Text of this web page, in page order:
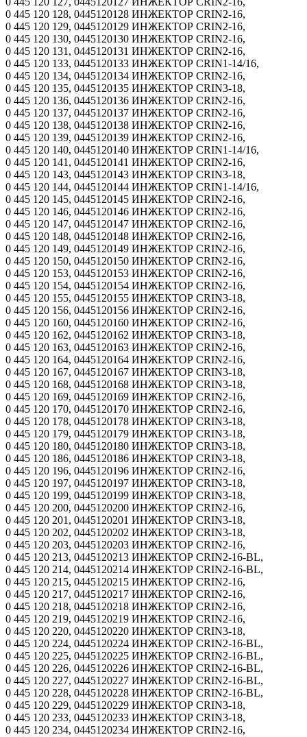
0 445 120 128, 0445120128 ИНЖЕКТОР CRIN2-16,
0 445 120 129, 0445120129 ИНЖЕКТОР CRIN2-16,
0 445 120 130, 0445120130 ИНЖЕКТОР CRIN2-16,
0 445 120 131, 0445120131 ИНЖЕКТОР CRIN2-16,
0 445 120 133, 0445120133 ИНЖЕКТОР CRIN1-14/16,
0 445 120 134, 0445120134 ИНЖЕКТОР CRIN2-16,
0 445 120 135, 0445120135 ИНЖЕКТОР CRIN3-18,
0 445 120 136, 0445120136 ИНЖЕКТОР CRIN2-16,
0 445 120 137, 0445120137 ИНЖЕКТОР CRIN2-16,
0 445 120 138, 0445120138 ИНЖЕКТОР CRIN2-16,
0 445 120 139, 0445120139 ИНЖЕКТОР CRIN2-16,
0 445 120 140, 0445120140 ИНЖЕКТОР CRIN1-14/16,
0 445 120 141, 0445120141 ИНЖЕКТОР CRIN2-16,
0 445 120 143, 0445120143 ИНЖЕКТОР CRIN3-18,
0 445 120 144, 0445120144 ИНЖЕКТОР CRIN1-14/16,
0 445 120 145, 0445120145 ИНЖЕКТОР CRIN2-16,
0 445 120 146, 0445120146 ИНЖЕКТОР CRIN2-16,
0 445 120 147, 0445120147 ИНЖЕКТОР CRIN2-16,
0 445 120 148, 0445120148 ИНЖЕКТОР CRIN2-16,
0 445 120 149, 0445120149 ИНЖЕКТОР CRIN2-16,
0 445 120 150, 0445120150 ИНЖЕКТОР CRIN2-16,
0 445 120 153, 0445120153 ИНЖЕКТОР CRIN2-16,
0 445 120 154, 0445120154 ИНЖЕКТОР CRIN2-16,
0 445 120 155, 0445120155 ИНЖЕКТОР CRIN3-18,
0 445 120 156, 0445120156 ИНЖЕКТОР CRIN2-16,
0 445 120 160, 0445120160 ИНЖЕКТОР CRIN2-16,
0 445 120 162, 0445120162 ИНЖЕКТОР CRIN3-18,
0 445 120 163, 0445120163 ИНЖЕКТОР CRIN2-16,
0 445 120 164, 0445120164 ИНЖЕКТОР CRIN2-16,
0 445 120 167, 0445120167 ИНЖЕКТОР CRIN3-18,
0 445 120 168, 0445120168 ИНЖЕКТОР CRIN3-18,
0 445 120 169, 0445120169 ИНЖЕКТОР CRIN2-16,
0 445 120 170, 0445120170 ИНЖЕКТОР CRIN2-16,
0 445 120 178, 0445120178 ИНЖЕКТОР CRIN3-18,
0 445 120 179, 0445120179 ИНЖЕКТОР CRIN3-18,
0 445 120 180, 0445120180 ИНЖЕКТОР CRIN3-18,
0 445 120 186, 0445120186 ИНЖЕКТОР CRIN3-18,
0 445 120 196, 0445120196 ИНЖЕКТОР CRIN2-16,
0 445 120 197, 0445120197 ИНЖЕКТОР CRIN3-18,
0 445 120 199, 0445120199 ИНЖЕКТОР CRIN3-18,
0 445 120 200, 0445120200 ИНЖЕКТОР CRIN2-16,
0 445 120 201, 0445120201 ИНЖЕКТОР CRIN3-18,
0 445 120 202, 0445120202 ИНЖЕКТОР CRIN3-18,
0 445 120 203, 0445120203 ИНЖЕКТОР CRIN2-16,
0 445 120 213, 0445120213 ИНЖЕКТОР CRIN2-16-BL,
0 445 120 214, 0445120214 ИНЖЕКТОР CRIN2-16-BL,
0 445 120 215, 0445120215 ИНЖЕКТОР CRIN2-16,
0 445 120 217, 0445120217 ИНЖЕКТОР CRIN2-16,
0 445 120 218, 0445120218 ИНЖЕКТОР CRIN2-16,
0 445 120 219, 0445120219 ИНЖЕКТОР CRIN2-16,
0 445 120 220, 0445120220 ИНЖЕКТОР CRIN3-18,
0 445 120 224, 0445120224 ИНЖЕКТОР CRIN2-16-BL,
0 445 120 225, 0445120225 ИНЖЕКТОР CRIN2-16-BL,
0 445 120 226, 0445120226 ИНЖЕКТОР CRIN2-16-BL,
0 445 120 227, 0445120227 ИНЖЕКТОР CRIN2-16-BL,
0 445 120 228, 0445120228 ИНЖЕКТОР CRIN2-16-BL,
0 445 120 229, 0445120229 ИНЖЕКТОР CRIN3-18,
0 445 120 233, 0445120233 ИНЖЕКТОР CRIN3-18,
0 445 120 234, 0445120234 ИНЖЕКТОР CRIN2-16,